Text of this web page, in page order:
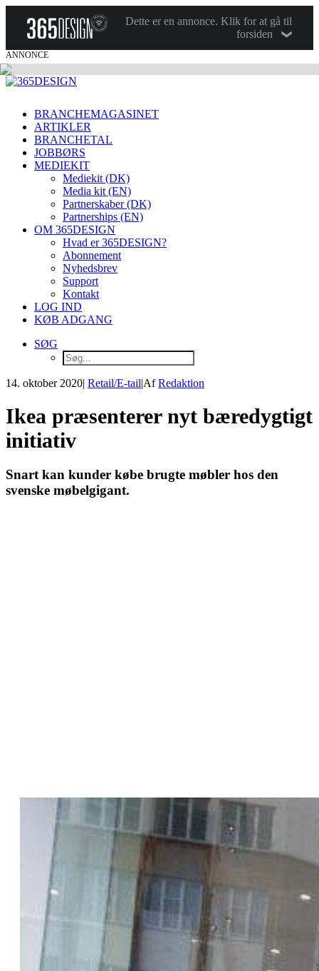
Dette er en annonce. Klik for at gå til
forsiden
ANNONCE
BRANCHEMAGASINET
ARTIKLER
BRANCHETAL
JOBBØRS
MEDIEKIT
Mediekit (DK)
Media kit (EN)
Partnerskaber (DK)
Partnerships (EN)
OM 365DESIGN
Hvad er 365DESIGN?
Abonnement
Nyhedsbrev
Support
Kontakt
LOG IND
KØB ADGANG
SØG
14. oktober 2020| Retail/E-tail|AfRedaktion
Ikea præsenterer nyt bæredygtigt
initiativ
Snart kan kunder købe brugte møbler hos den
svenske møbelgigant.